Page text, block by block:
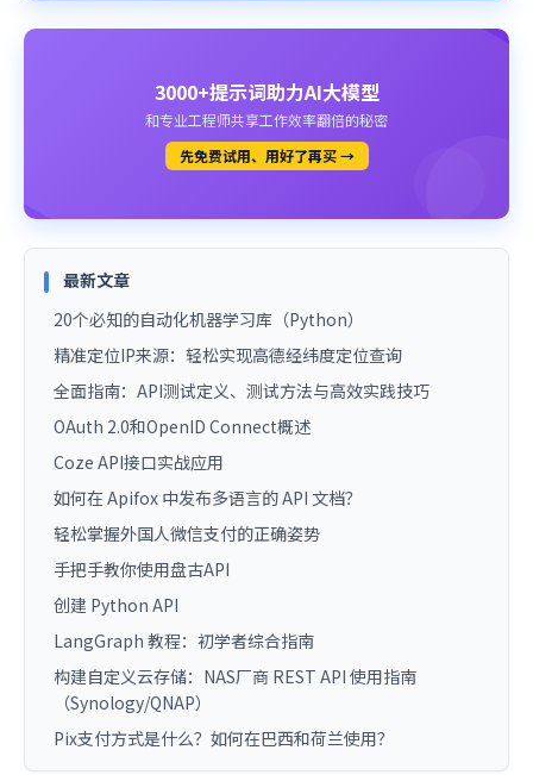
3000+提示词助力AI大模型
和专业工程师共享工作效率翻倍的秘密
先免费试用、用好了再买 →
最新文章
20个必知的自动化机器学习库（Python）
精准定位IP来源：轻松实现高德经纬度定位查询
全面指南：API测试定义、测试方法与高效实践技巧
OAuth 2.0和OpenID Connect概述
Coze API接口实战应用
如何在 Apifox 中发布多语言的 API 文档？
轻松掌握外国人微信支付的正确姿势
手把手教你使用盘古API
创建 Python API
LangGraph 教程：初学者综合指南
构建自定义云存储：NAS厂商 REST API 使用指南
（Synology/QNAP）
Pix支付方式是什么？如何在巴西和荷兰使用？